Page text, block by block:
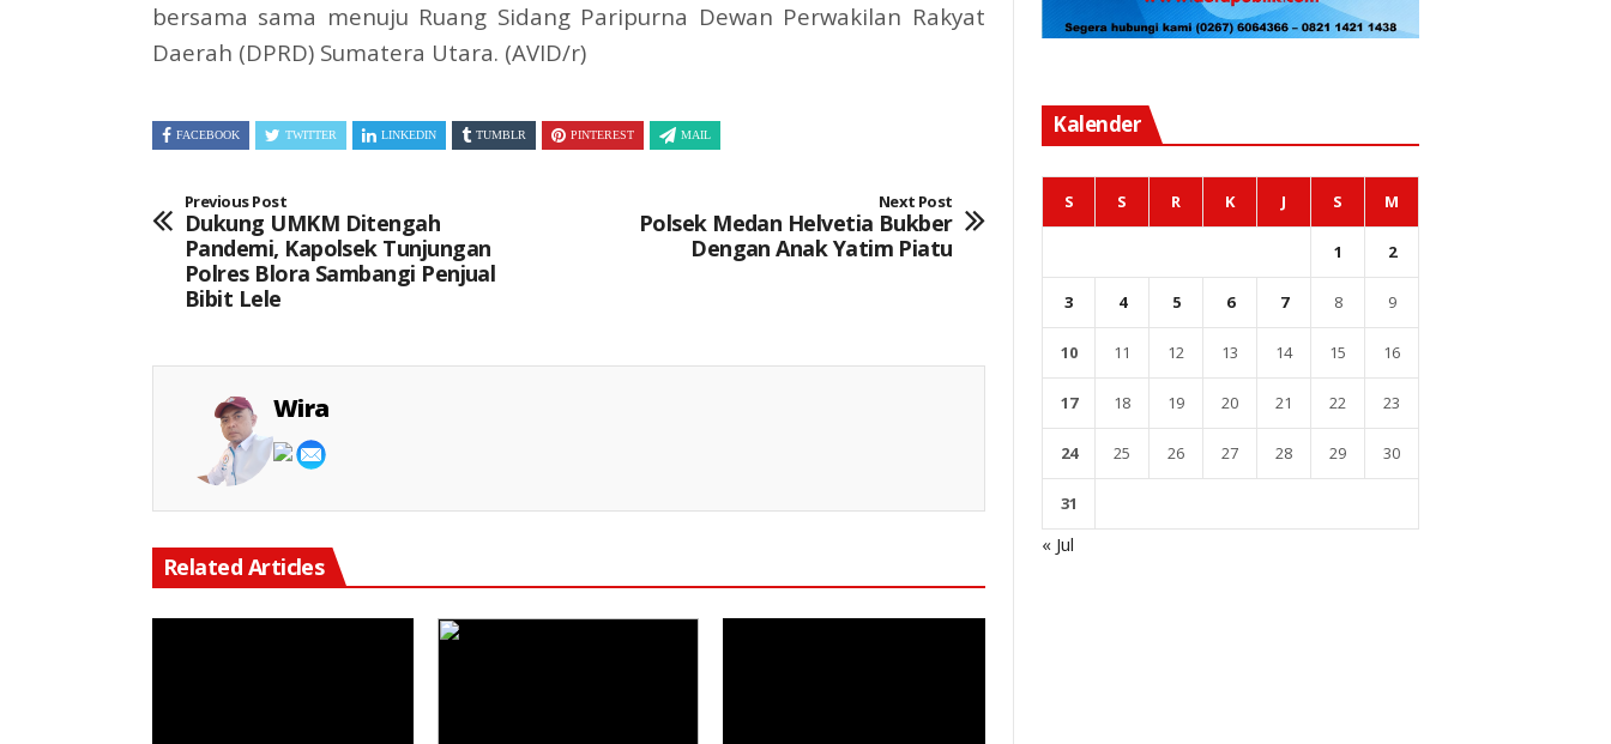
bersama sama menuju Ruang Sidang Paripurna Dewan Perwakilan Rakyat
Daerah (DPRD) Sumatera Utara. (AVID/r)
FACEBOOK TWITTER LINKEDIN TUMBLR PINTEREST MAIL
Previous Post
Dukung UMKM Ditengah
Pandemi, Kapolsek Tunjungan
Polres Blora Sambangi Penjual
Bibit Lele
Next Post
Polsek Medan Helvetia Bukber
Dengan Anak Yatim Piatu
Wira
Related Articles
Keterangan Gambar: Jerico Pasaribu, S.H., M.H., Saat Kegiatan Keterangan Gambar: Brigpol Ricky Sugiharto, Saat Kegiatan
Kalender
S S R K J S M
1 2
3 4 5 6 7 8 9
10 11 12 13 14 15 16
17 18 19 20 21 22 23
24 25 26 27 28 29 30
31
« Jul